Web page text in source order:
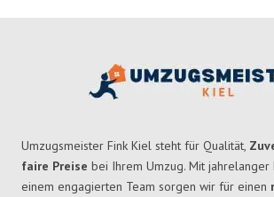
Umzugsmeister Fink Kiel steht für Qualität,
faire Preise bei Ihrem Umzug. Mit jahrelanger
einem engagierten Team sorgen wir für einen